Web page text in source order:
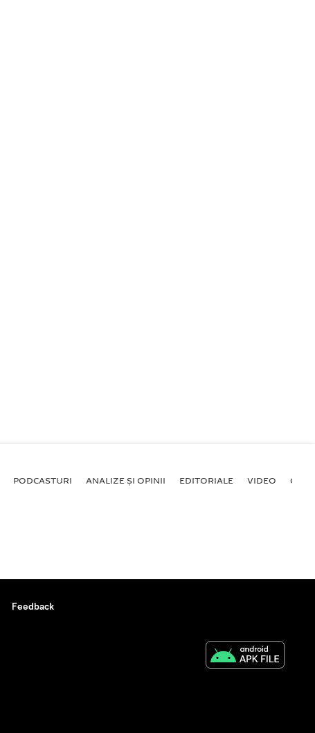
PODCASTURI ANALIZE ȘI OPINII EDITORIALE VIDEO
Feedback